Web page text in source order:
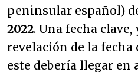
peninsular español)
2022. Una fecha
revelación de la
este debería llegar en